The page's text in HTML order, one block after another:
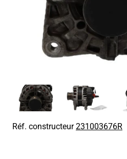
Réf. constructeur231003676R